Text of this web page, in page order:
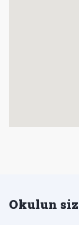
Okulun